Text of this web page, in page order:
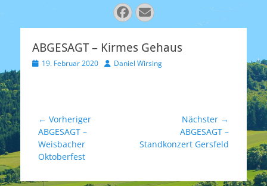
Facebook
E-
Mail
ABGESAGT – Kirmes Gehaus
Veröffentlicht
19. Februar 2020 AutorDaniel Wirsing
Beitragsnavigation
← Vorheriger
Vorheriger
Beitrag:
ABGESAGT –
Weisbacher
Oktoberfest
Nächster →
Beitrag:
ABGESAGT –
Standkonzert Gersfeld